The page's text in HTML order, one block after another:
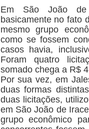
Em São João de
basicamente no fato
mesmo grupo
como se fossem
casos havia,
Foram quatro
somado chega a R$
Por sua vez, em
duas formas
duas licitações,
em São João de
grupo econômico